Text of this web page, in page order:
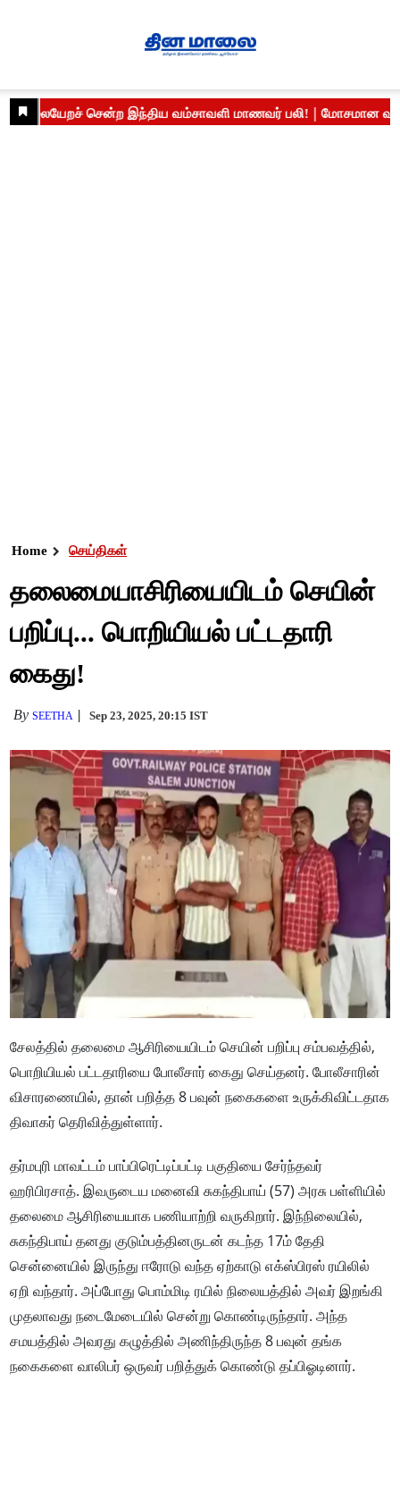
Home செய்திகள்
தலைமையாசிரியையிடம் செயின்
பறிப்பு... பொறியியல் பட்டதாரி
கைது!
BySEETHA Sep 23, 2025, 20:15 IST
சேலத்தில் தலைமை ஆசிரியையிடம் செயின் பறிப்பு சம்பவத்தில்,
பொறியியல் பட்டதாரியை போலீசார் கைது செய்தனர். போலீசாரின்
விசாரணையில், தான் பறித்த 8 பவுன் நகைகளை உருக்கிவிட்டதாக
திவாகர் தெரிவித்துள்ளார்.
தர்மபுரி மாவட்டம் பாப்பிரெட்டிப்பட்டி பகுதியை சேர்ந்தவர்
ஹரிபிரசாத். இவருடைய மனைவி சுகந்திபாய் (57) அரசு பள்ளியில்
தலைமை ஆசிரியையாக பணியாற்றி வருகிறார். இந்நிலையில்,
சுகந்திபாய் தனது குடும்பத்தினருடன் கடந்த 17ம் தேதி
சென்னையில் இருந்து ஈரோடு வந்த ஏற்காடு எக்ஸ்பிரஸ் ரயிலில்
ஏறி வந்தார். அப்போது பொம்மிடி ரயில் நிலையத்தில் அவர் இறங்கி
முதலாவது நடைமேடையில் சென்று கொண்டிருந்தார். அந்த
சமயத்தில் அவரது கழுத்தில் அணிந்திருந்த 8 பவுன் தங்க
நகைகளை வாலிபர் ஒருவர் பறித்துக் கொண்டு தப்பிஓடினார்.